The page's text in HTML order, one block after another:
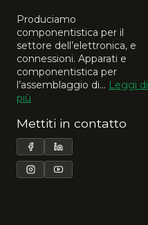
Produciamo
componentistica per il
settore dell’elettronica, e
connessioni. Apparati e
componentistica per
l’assemblaggio di... Leggi di
più
Mettiti in contatto